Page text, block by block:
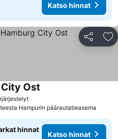
Katso hinnat
Jaa
Ost
Hampurin päärautatieasema
hinnat
Katso hinnat